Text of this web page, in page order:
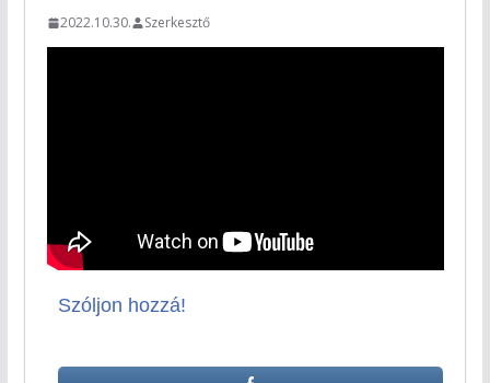
2022.10.30. Szerkesztő
Szóljon hozzá!